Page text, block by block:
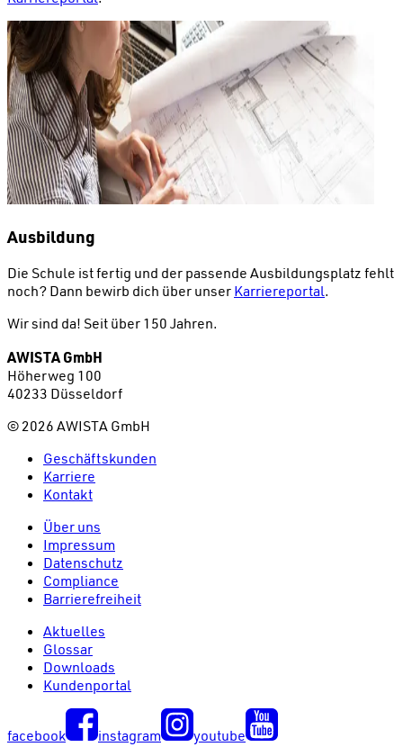
Ausbildung
Die Schule ist fertig und der passende Ausbildungsplatz fehlt
noch? Dann bewirb dich über unser Karriereportal.
Wir sind da! Seit über 150 Jahren.
AWISTA GmbH
Höherweg 100
40233 Düsseldorf
©2026 AWISTA GmbH
Geschäftskunden
Karriere
Kontakt
Über uns
Impressum
Datenschutz
Compliance
Barrierefreiheit
Aktuelles
Glossar
Downloads
Kundenportal
facebook instagram youtube